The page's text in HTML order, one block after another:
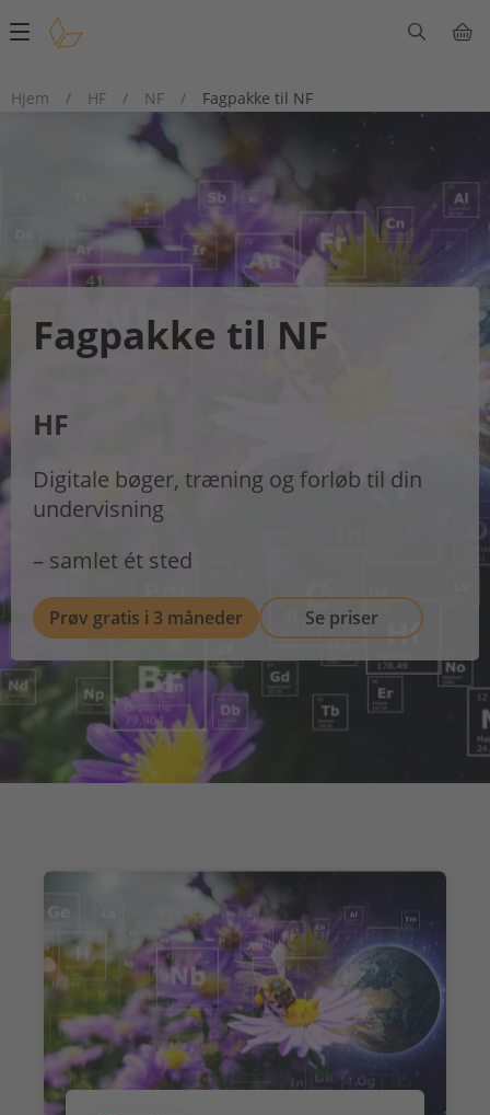
Main
Hjem
/ HF / NF / Fagpakke til NF
Fagpakke til NF
HF
Digitale bøger, træning og forløb til din
undervisning
– samlet ét sted
Prøv gratis i 3 måneder Se priser